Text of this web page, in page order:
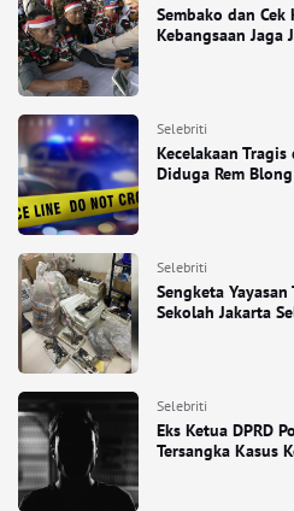
Sembako dan
Kebangsaan Jaga
Selebriti
Kecelakaan
Diduga Rem Blong
Selebriti
Sengketa
Sekolah Jakarta
Selebriti
Eks Ketua DPRD
Tersangka Kasus